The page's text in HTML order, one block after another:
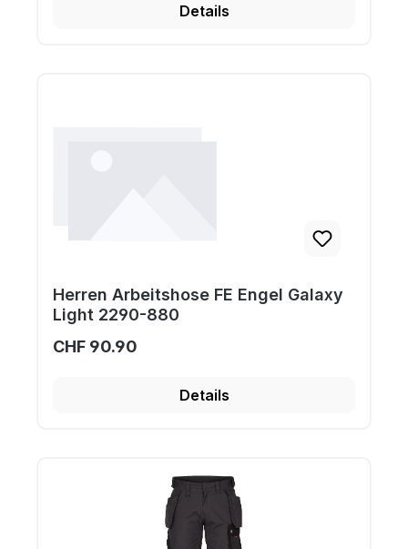
Details
Herren Arbeitshose FE Engel Galaxy
Light 2290-880
CHF 90.90
Details